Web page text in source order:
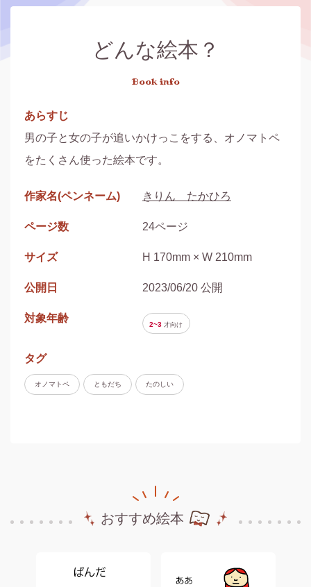
どんな絵本？
Book info
あらすじ
男の子と女の子が追いかけっこをする、オノマトペ
をたくさん使った絵本です。
作家名(ペンネーム) きりん たかひろ
ページ数 24ページ
サイズ H 170mm × W 210mm
公開日 2023/06/20 公開
対象年齢
2~3 才向け
タグ
オノマトペ ともだち たのしい
おすすめ絵本